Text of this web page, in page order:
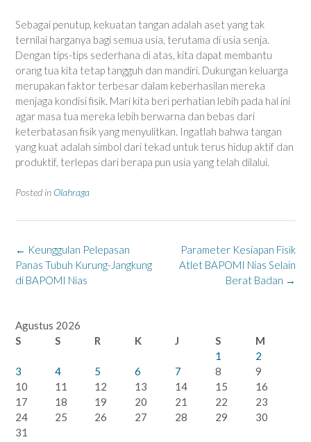
Sebagai penutup, kekuatan tangan adalah aset yang tak
ternilai harganya bagi semua usia, terutama di usia senja.
Dengan tips-tips sederhana di atas, kita dapat membantu
orang tua kita tetap tangguh dan mandiri. Dukungan keluarga
merupakan faktor terbesar dalam keberhasilan mereka
menjaga kondisi fisik. Mari kita beri perhatian lebih pada hal ini
agar masa tua mereka lebih berwarna dan bebas dari
keterbatasan fisik yang menyulitkan. Ingatlah bahwa tangan
yang kuat adalah simbol dari tekad untuk terus hidup aktif dan
produktif, terlepas dari berapa pun usia yang telah dilalui.
Posted in Olahraga
Post
navigation
Parameter Kesiapan Fisik
Atlet BAPOMI Nias Selain
Berat Badan →
← Keunggulan Pelepasan
Panas Tubuh Kurung-Jangkung
di BAPOMI Nias
Agustus 2026
S
S R K J S
M
1
2
3
4 5 6 7 8
9
10
11 12 13 14 15
16
17
18 19 20 21 22
23
24
25 26 27 28 29
30
31